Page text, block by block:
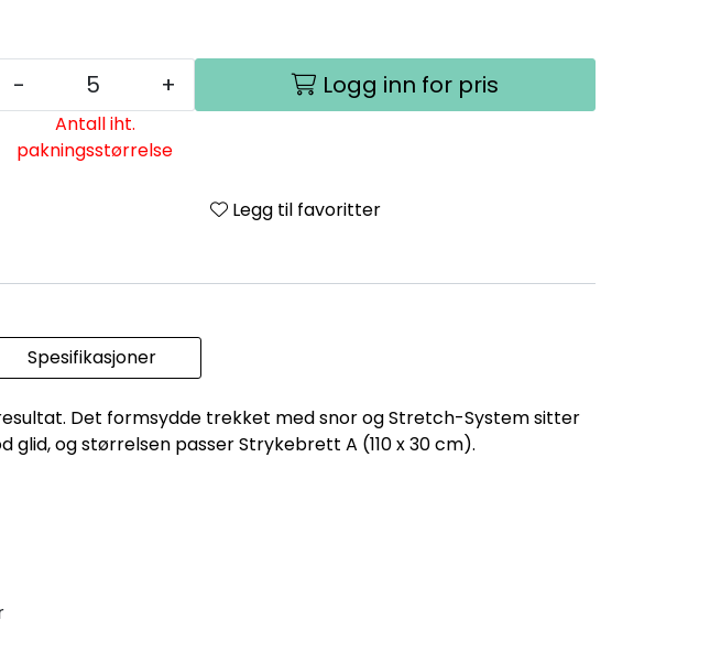
- +
Antall iht.
pakningsstørrelse
Logg inn for pris
Legg til favoritter
Spesifikasjoner
Det formsydde trekket med snor og Stretch-System sitter
og størrelsen passer Strykebrett A (110 x 30 cm).